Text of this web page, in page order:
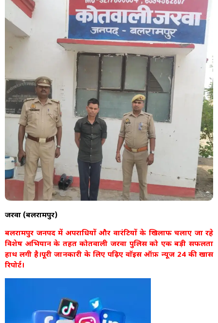
जरवा (बलरामपुर)
बलरामपुर जनपद में अपराधियों और वारंटियों के खिलाफ चलाए जा रहे
विशेष अभियान के तहत कोतवाली जरवा पुलिस को एक बड़ी सफलता
हाथ लगी है।पूरी जानकारी के लिए पढ़िए वाॅइस ऑफ़ न्यूज 24 की खास
रिपोर्ट।